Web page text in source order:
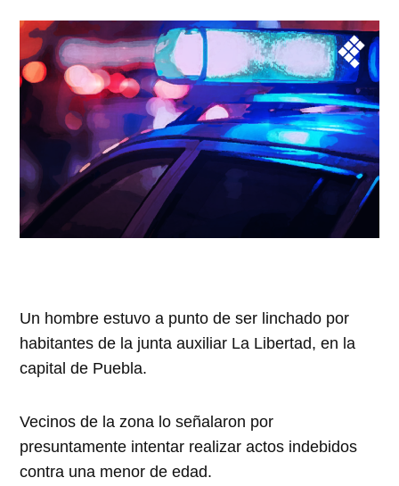
Un hombre estuvo a punto de ser linchado por
habitantes de la junta auxiliar La Libertad, en la
capital de Puebla.
Vecinos de la zona lo señalaron por
presuntamente intentar realizar actos indebidos
contra una menor de edad.